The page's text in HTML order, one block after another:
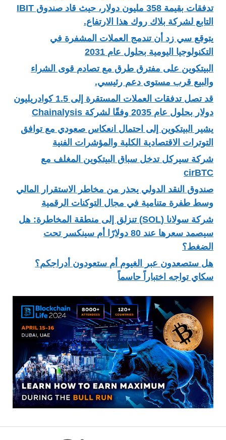
تدفقات بقيمة 358 مليون دولار، حيث قاد صندوق IBIT
التابع لشركة بلاك روك هذا الارتفاع.
يتوقع سي زد أن تندمج العملات المشفرة في
التكنولوجيا اليومية بحلول عام 2031
البيتكوين على مفترق طرق مع تصادم قوى الشراء
والبيع قرب مستوى دعم رئيسي.
قد تصل تدفقات العملات المستقرة إلى 1.5 كوادريليون
دولار بحلول عام 2035 وفقًا لشركة Chainalysis
يشير البيتكوين إلى احتمال انعكاس صعودي مع توافق
التوترات الاقتصادية الكلية والمؤشرات الفنية
شركة سيركل تدخل سباق البيتكوين المغلف مع
cirBTC
صندوق النقد الدولي يحذر من مخاطر الاستقرار المالي
وسط طفرة متنامية في مجال التوكنات الرقمية
شركة سولانا (SOL) تنزلق إلى منطقة المخاطرة: هل
سيصمد سعرها عند 80 دولارًا أم سينكسر تحت
الضغط؟
هل ستصعدون عبر الغيوم أم ستعودون أدراجكم؟
سكاي تواجه اختباراً حاسماً